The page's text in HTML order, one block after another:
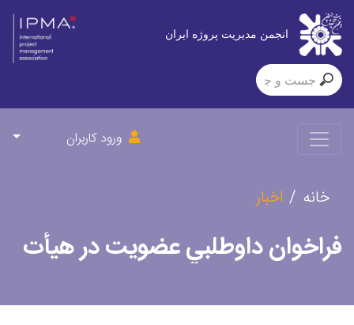
انجمن مدیریت پروژه ایران
ورود کاربران
خانه اخبار
فراخوان داوطلبي عضويت در هيأت